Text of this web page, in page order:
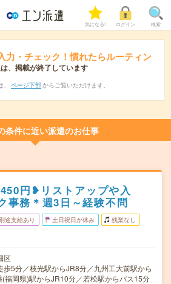
気になる! ログイン 検索
力・チェック！慣れたらルーティン
、掲載が終了しています
ページ下部 からご覧いただけます。
条件に近い派遣のお仕事
円❥リストアップや入
事務＊週3日～経験不問
途支給あり 土日祝日が休み 残業なし
区
歩5分／枝光駅からJR8分／九州工大前駅から
福岡県)駅からJR10分／若松駅からバス15分